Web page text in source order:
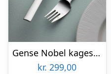
Gense Nobel kagespade, mat/blankt stål
kr. 299,00